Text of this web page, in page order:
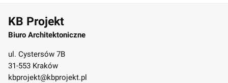
KB Projekt
Biuro Architektoniczne
ul. Cystersów 7B
31-553 Kraków
kbprojekt@kbprojekt.pl